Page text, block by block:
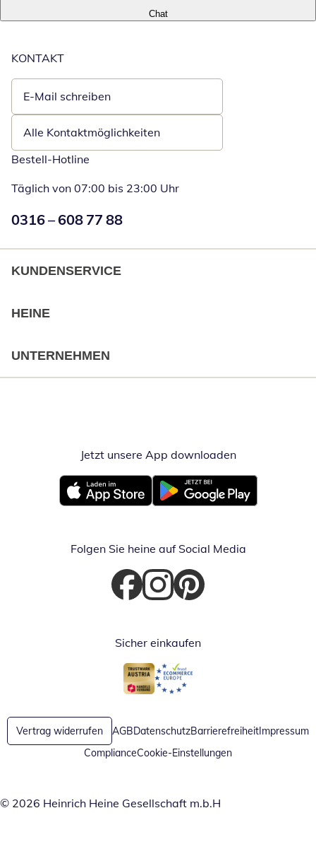
Chat
KONTAKT
E-Mail schreiben
Öffnet E-Mail-Client
Alle Kontaktmöglichkeiten
Bestell-Hotline
Täglich von 07:00 bis 23:00 Uhr
Numéro de téléphone:
0316 – 608 77 88
KUNDENSERVICE
HEINE
UNTERNEHMEN
Jetzt unsere App downloadenÖffnet in
Öffnet in neuem FensterÖffnet in neuem Fenster
Folgen Sie heine auf Social Media
Öffnet in neuem Fenster
Öffnet in neuem Fenster
Öffnet in neuem Fenster
Sicher einkaufen
Öffnet in neuem Fenster
Öffnet in neuem Fenster
Vertrag widerrufen AGBDatenschutzBarrierefreiheitImpressum
ComplianceCookie-Einstellungen
© 2026 Heinrich Heine Gesellschaft m.b.H